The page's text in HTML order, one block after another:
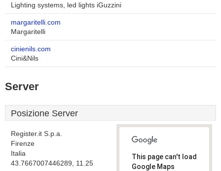
Lighting systems, led lights iGuzzini
margaritelli.com
Margaritelli
cinienils.com
Cini&Nils
Server
Posizione Server
Register.it S.p.a.
Firenze
Italia
43.7667007446289, 11.25
This page can't load
Google Maps